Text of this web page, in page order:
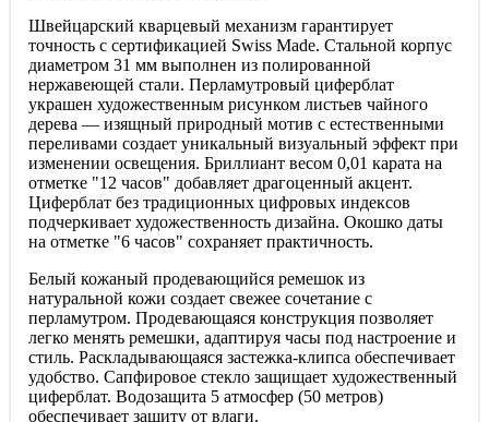
Швейцарский кварцевый механизм гарантирует
точность с сертификацией Swiss Made. Стальной корпус
диаметром 31 мм выполнен из полированной
нержавеющей стали. Перламутровый циферблат
украшен художественным рисунком листьев чайного
дерева — изящный природный мотив с естественными
переливами создает уникальный визуальный эффект при
изменении освещения. Бриллиант весом 0,01 карата на
отметке "12 часов" добавляет драгоценный акцент.
Циферблат без традиционных цифровых индексов
подчеркивает художественность дизайна. Окошко даты
на отметке "6 часов" сохраняет практичность.
Белый кожаный продевающийся ремешок из
натуральной кожи создает свежее сочетание с
перламутром. Продевающаяся конструкция позволяет
легко менять ремешки, адаптируя часы под настроение и
стиль. Раскладывающаяся застежка-клипса обеспечивает
удобство. Сапфировое стекло защищает художественный
циферблат. Водозащита 5 атмосфер (50 метров)
обеспечивает защиту от влаги.